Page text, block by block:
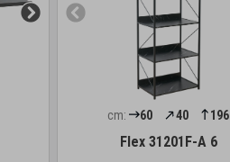
cm: 60 40 196
Flex 31201F-A 6